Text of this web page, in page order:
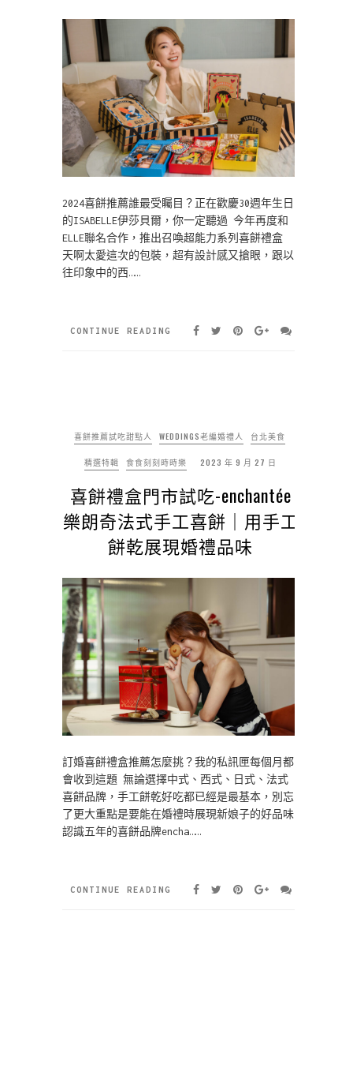
2024喜餅推薦誰最受矚目？正在歡慶30週年生日
的ISABELLE伊莎貝爾，你一定聽過 今年再度和
ELLE聯名合作，推出召喚超能力系列喜餅禮盒
天啊太愛這次的包裝，超有設計感又搶眼，跟以
往印象中的西……
CONTINUE READING
喜餅推薦試吃甜點人 WEDDINGS老編婚禮人 台北美食
精選特輯 食食刻刻時時樂 2023 年 9 月 27 日
喜餅禮盒門市試吃-enchantée
樂朗奇法式手工喜餅｜用手工
餅乾展現婚禮品味
訂婚喜餅禮盒推薦怎麼挑？我的私訊匣每個月都
會收到這題 無論選擇中式、西式、日式、法式
喜餅品牌，手工餅乾好吃都已經是最基本，別忘
了更大重點是要能在婚禮時展現新娘子的好品味
認識五年的喜餅品牌encha……
CONTINUE READING